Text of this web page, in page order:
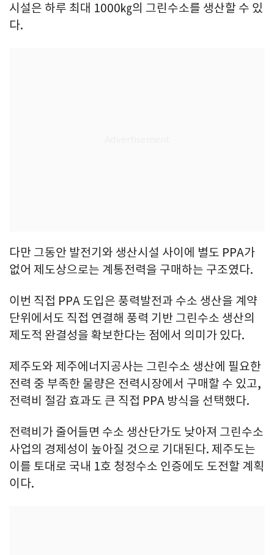
시설은 하루 최대 1000㎏의 그린수소를 생산할 수 있
다.
다만 그동안 발전기와 생산시설 사이에 별도 PPA가
없어 제도상으로는 계통전력을 구매하는 구조였다.
이번 직접 PPA 도입은 풍력발전과 수소 생산을 계약
단위에서도 직접 연결해 풍력 기반 그린수소 생산의
제도적 완결성을 확보한다는 점에서 의미가 있다.
제주도와 제주에너지공사는 그린수소 생산에 필요한
전력 중 부족한 물량은 전력시장에서 구매할 수 있고,
전력비 절감 효과도 큰 직접 PPA 방식을 선택했다.
전력비가 줄어들면 수소 생산단가도 낮아져 그린수소
사업의 경제성이 높아질 것으로 기대된다. 제주도는
이를 토대로 국내 1호 청정수소 인증에도 도전할 계획
이다.